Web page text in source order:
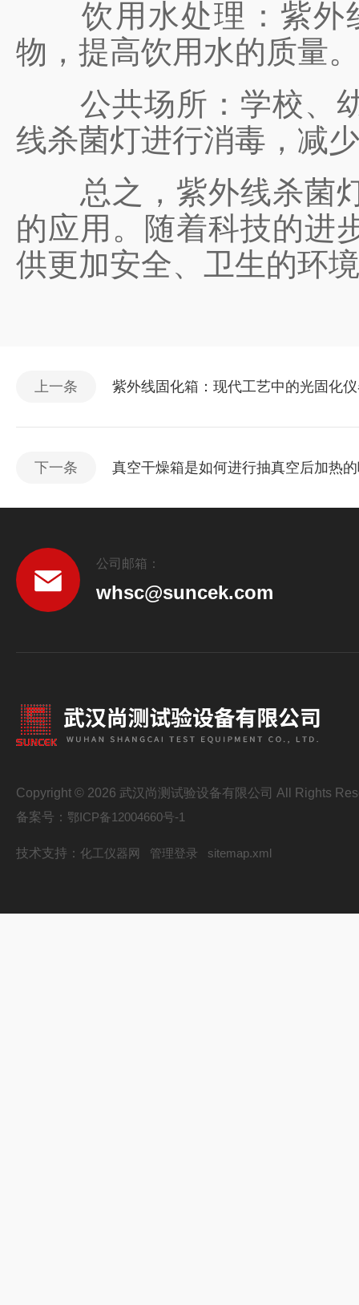
饮用水处理：紫外线
物，提高饮用水的质量。
公共场所：学校、幼
线杀菌灯进行消毒，减
总之，紫外线杀菌灯
的应用。随着科技的进
供更加安全、卫生的环
上一条 紫外线固化箱：现代工艺中的光固化
下一条 真空干燥箱是如何进行抽真空后加热
公司邮箱：
whsc@suncek.com
Copyright © 2026 武汉尚测试验设备有限公司 All Rights
备案号： 鄂ICP备12004660号-1
技术支持： 化工仪器网 管理登录 sitemap.xml